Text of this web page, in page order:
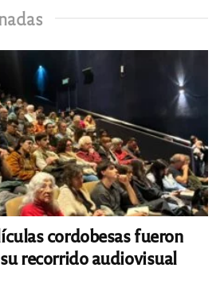
cordobesas fueron
recorrido audiovisual